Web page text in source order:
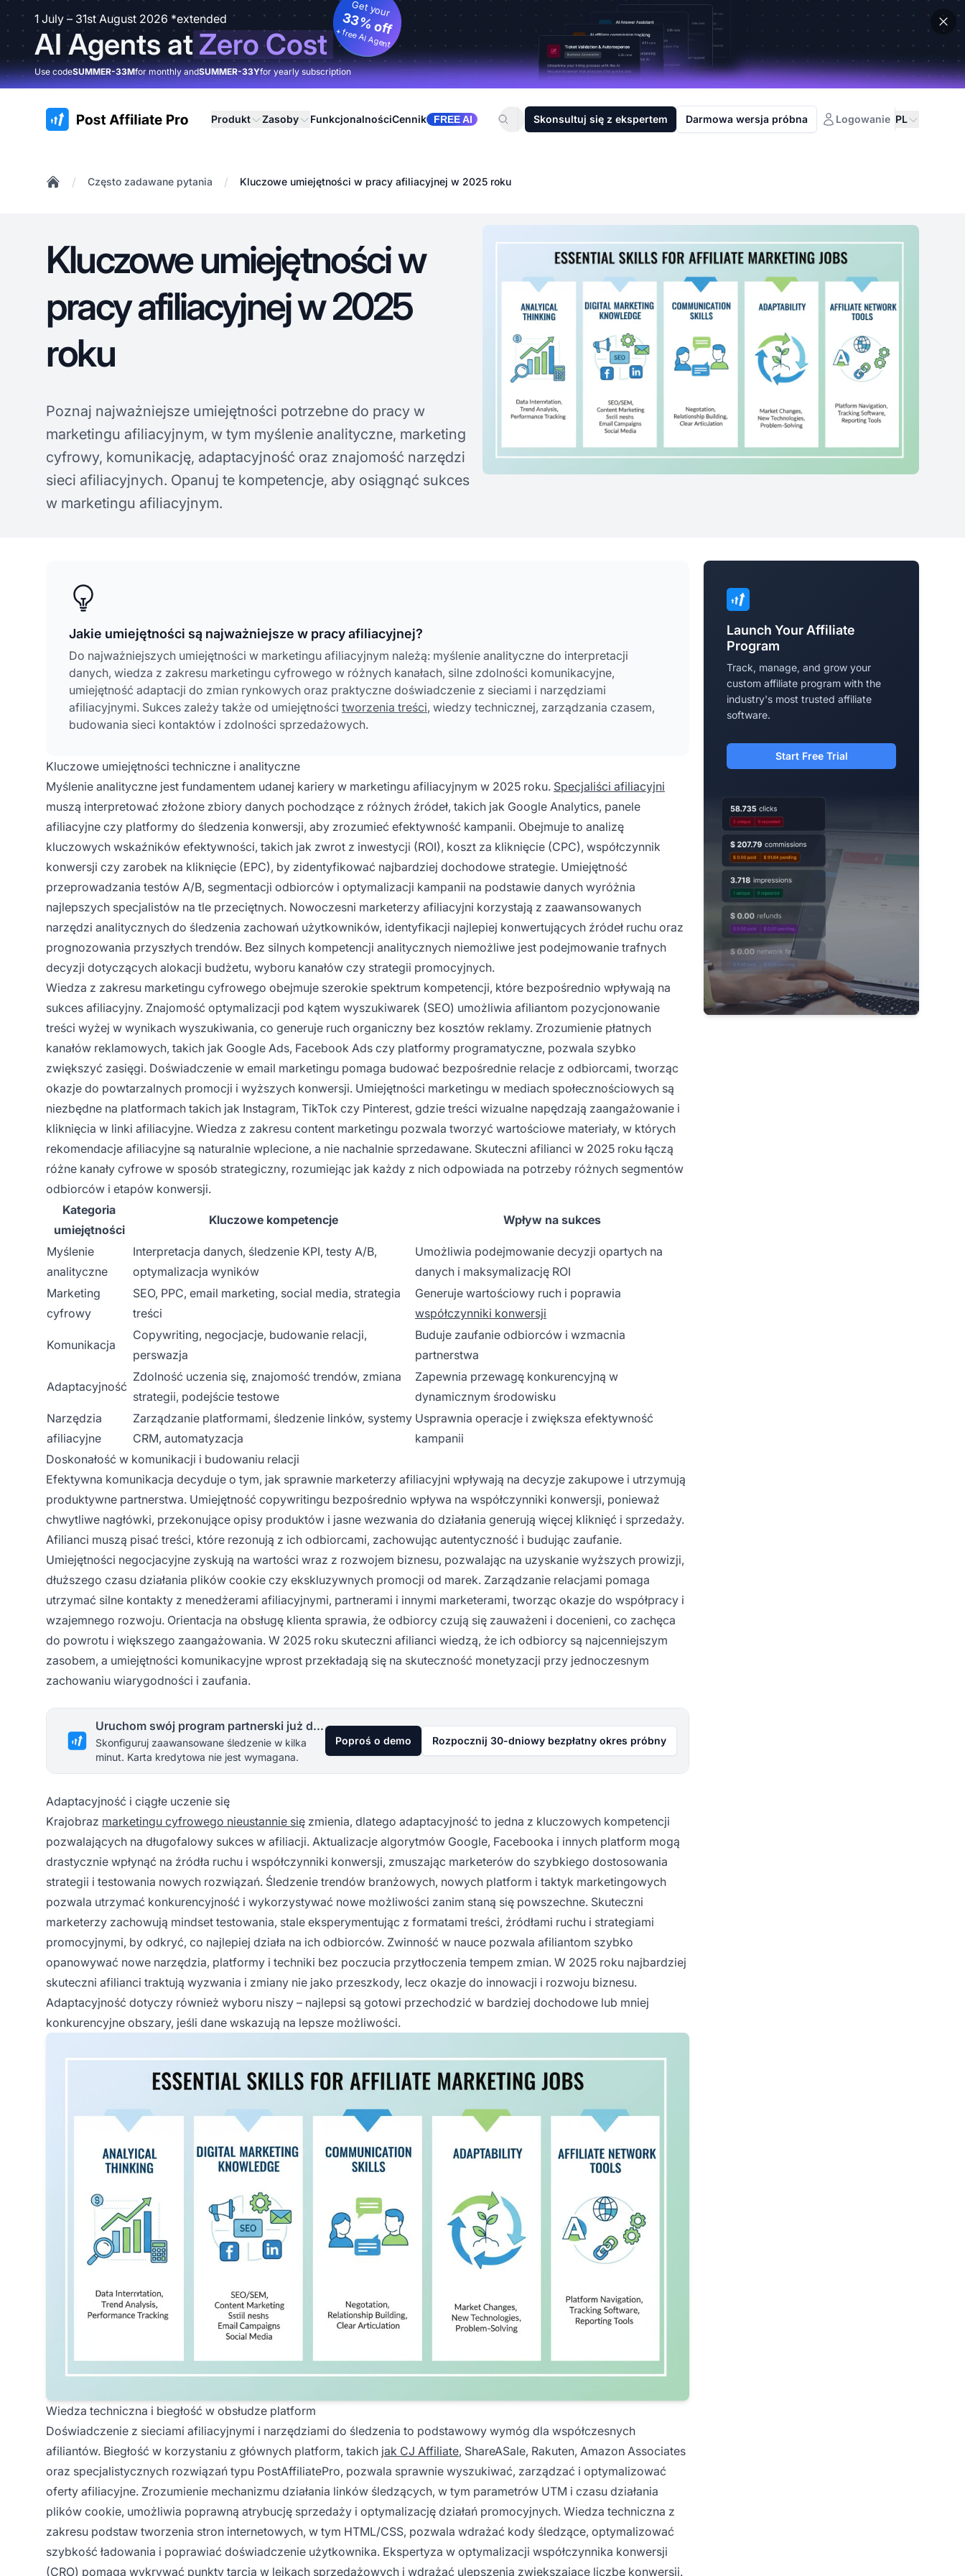
1 July – 31st August 2026 *extended
AI Agents atZero Cost
Get your
33% off
+ free AI Agent
Use codeSUMMER-33Mfor monthly andSUMMER-33Yfor yearly subscription
:site.title Produkt Zasoby FunkcjonalnościCennik FREE AI Skonsultuj się z ekspertem Darmowa wersja próbna Logowanie PL
/ Często zadawane pytania / Kluczowe umiejętności w pracy afiliacyjnej w 2025 roku
Kluczowe umiejętności w
pracy afiliacyjnej w 2025
roku
Poznaj najważniejsze umiejętności potrzebne do pracy w
marketingu afiliacyjnym, w tym myślenie analityczne, marketing
cyfrowy, komunikację, adaptacyjność oraz znajomość narzędzi
sieci afiliacyjnych. Opanuj te kompetencje, aby osiągnąć sukces
w marketingu afiliacyjnym.
Jakie umiejętności są najważniejsze w pracy afiliacyjnej?
Do najważniejszych umiejętności w marketingu afiliacyjnym należą: myślenie analityczne do interpretacji
danych, wiedza z zakresu marketingu cyfrowego w różnych kanałach, silne zdolności komunikacyjne,
umiejętność adaptacji do zmian rynkowych oraz praktyczne doświadczenie z sieciami i narzędziami
afiliacyjnymi. Sukces zależy także od umiejętności tworzenia treści, wiedzy technicznej, zarządzania czasem,
budowania sieci kontaktów i zdolności sprzedażowych.
Kluczowe umiejętności techniczne i analityczne
Myślenie analityczne jest fundamentem udanej kariery w marketingu afiliacyjnym w 2025 roku. Specjaliści afiliacyjni
muszą interpretować złożone zbiory danych pochodzące z różnych źródeł, takich jak Google Analytics, panele
afiliacyjne czy platformy do śledzenia konwersji, aby zrozumieć efektywność kampanii. Obejmuje to analizę
kluczowych wskaźników efektywności, takich jak zwrot z inwestycji (ROI), koszt za kliknięcie (CPC), współczynnik
konwersji czy zarobek na kliknięcie (EPC), by zidentyfikować najbardziej dochodowe strategie. Umiejętność
przeprowadzania testów A/B, segmentacji odbiorców i optymalizacji kampanii na podstawie danych wyróżnia
najlepszych specjalistów na tle przeciętnych. Nowoczesni marketerzy afiliacyjni korzystają z zaawansowanych
narzędzi analitycznych do śledzenia zachowań użytkowników, identyfikacji najlepiej konwertujących źródeł ruchu oraz
prognozowania przyszłych trendów. Bez silnych kompetencji analitycznych niemożliwe jest podejmowanie trafnych
decyzji dotyczących alokacji budżetu, wyboru kanałów czy strategii promocyjnych.
Wiedza z zakresu marketingu cyfrowego obejmuje szerokie spektrum kompetencji, które bezpośrednio wpływają na
sukces afiliacyjny. Znajomość optymalizacji pod kątem wyszukiwarek (SEO) umożliwia afiliantom pozycjonowanie
treści wyżej w wynikach wyszukiwania, co generuje ruch organiczny bez kosztów reklamy. Zrozumienie płatnych
kanałów reklamowych, takich jak Google Ads, Facebook Ads czy platformy programatyczne, pozwala szybko
zwiększyć zasięgi. Doświadczenie w email marketingu pomaga budować bezpośrednie relacje z odbiorcami, tworząc
okazje do powtarzalnych promocji i wyższych konwersji. Umiejętności marketingu w mediach społecznościowych są
niezbędne na platformach takich jak Instagram, TikTok czy Pinterest, gdzie treści wizualne napędzają zaangażowanie i
kliknięcia w linki afiliacyjne. Wiedza z zakresu content marketingu pozwala tworzyć wartościowe materiały, w których
rekomendacje afiliacyjne są naturalnie wplecione, a nie nachalnie sprzedawane. Skuteczni afilianci w 2025 roku łączą
różne kanały cyfrowe w sposób strategiczny, rozumiejąc jak każdy z nich odpowiada na potrzeby różnych segmentów
odbiorców i etapów konwersji.
Kategoria
umiejętności
Kluczowe kompetencje Wpływ na sukces
Myślenie
analityczne
Interpretacja danych, śledzenie KPI, testy A/B,
optymalizacja wyników
Umożliwia podejmowanie decyzji opartych na
danych i maksymalizację ROI
Marketing
cyfrowy
SEO, PPC, email marketing, social media, strategia
treści
Generuje wartościowy ruch i poprawia
współczynniki konwersji
Komunikacja
Copywriting, negocjacje, budowanie relacji,
perswazja
Buduje zaufanie odbiorców i wzmacnia
partnerstwa
Adaptacyjność
Zdolność uczenia się, znajomość trendów, zmiana
strategii, podejście testowe
Zapewnia przewagę konkurencyjną w
dynamicznym środowisku
Narzędzia
afiliacyjne
Zarządzanie platformami, śledzenie linków, systemy
CRM, automatyzacja
Usprawnia operacje i zwiększa efektywność
kampanii
Doskonałość w komunikacji i budowaniu relacji
Efektywna komunikacja decyduje o tym, jak sprawnie marketerzy afiliacyjni wpływają na decyzje zakupowe i utrzymują
produktywne partnerstwa. Umiejętność copywritingu bezpośrednio wpływa na współczynniki konwersji, ponieważ
chwytliwe nagłówki, przekonujące opisy produktów i jasne wezwania do działania generują więcej kliknięć i sprzedaży.
Afilianci muszą pisać treści, które rezonują z ich odbiorcami, zachowując autentyczność i budując zaufanie.
Umiejętności negocjacyjne zyskują na wartości wraz z rozwojem biznesu, pozwalając na uzyskanie wyższych prowizji,
dłuższego czasu działania plików cookie czy ekskluzywnych promocji od marek. Zarządzanie relacjami pomaga
utrzymać silne kontakty z menedżerami afiliacyjnymi, partnerami i innymi marketerami, tworząc okazje do współpracy i
wzajemnego rozwoju. Orientacja na obsługę klienta sprawia, że odbiorcy czują się zauważeni i docenieni, co zachęca
do powrotu i większego zaangażowania. W 2025 roku skuteczni afilianci wiedzą, że ich odbiorcy są najcenniejszym
zasobem, a umiejętności komunikacyjne wprost przekładają się na skuteczność monetyzacji przy jednoczesnym
zachowaniu wiarygodności i zaufania.
Uruchom swój program partnerski już dziś
Skonfiguruj zaawansowane śledzenie w kilka
minut. Karta kredytowa nie jest wymagana.
Poproś o demo Rozpocznij 30-dniowy bezpłatny okres próbny
Adaptacyjność i ciągłe uczenie się
Krajobraz marketingu cyfrowego nieustannie się zmienia, dlatego adaptacyjność to jedna z kluczowych kompetencji
pozwalających na długofalowy sukces w afiliacji. Aktualizacje algorytmów Google, Facebooka i innych platform mogą
drastycznie wpłynąć na źródła ruchu i współczynniki konwersji, zmuszając marketerów do szybkiego dostosowania
strategii i testowania nowych rozwiązań. Śledzenie trendów branżowych, nowych platform i taktyk marketingowych
pozwala utrzymać konkurencyjność i wykorzystywać nowe możliwości zanim staną się powszechne. Skuteczni
marketerzy zachowują mindset testowania, stale eksperymentując z formatami treści, źródłami ruchu i strategiami
promocyjnymi, by odkryć, co najlepiej działa na ich odbiorców. Zwinność w nauce pozwala afiliantom szybko
opanowywać nowe narzędzia, platformy i techniki bez poczucia przytłoczenia tempem zmian. W 2025 roku najbardziej
skuteczni afilianci traktują wyzwania i zmiany nie jako przeszkody, lecz okazje do innowacji i rozwoju biznesu.
Adaptacyjność dotyczy również wyboru niszy – najlepsi są gotowi przechodzić w bardziej dochodowe lub mniej
konkurencyjne obszary, jeśli dane wskazują na lepsze możliwości.
Wiedza techniczna i biegłość w obsłudze platform
Doświadczenie z sieciami afiliacyjnymi i narzędziami do śledzenia to podstawowy wymóg dla współczesnych
afiliantów. Biegłość w korzystaniu z głównych platform, takich jak CJ Affiliate, ShareASale, Rakuten, Amazon Associates
oraz specjalistycznych rozwiązań typu PostAffiliatePro, pozwala sprawnie wyszukiwać, zarządzać i optymalizować
oferty afiliacyjne. Zrozumienie mechanizmu działania linków śledzących, w tym parametrów UTM i czasu działania
plików cookie, umożliwia poprawną atrybucję sprzedaży i optymalizację działań promocyjnych. Wiedza techniczna z
zakresu podstaw tworzenia stron internetowych, w tym HTML/CSS, pozwala wdrażać kody śledzące, optymalizować
szybkość ładowania i poprawiać doświadczenie użytkownika. Ekspertyza w optymalizacji współczynnika konwersji
(CRO) pomaga wykrywać punkty tarcia w lejkach sprzedażowych i wdrażać ulepszenia zwiększające liczbę konwersji.
Launch Your Affiliate
Program
Track, manage, and grow your
custom affiliate program with the
industry's most trusted affiliate
software.
Start Free Trial